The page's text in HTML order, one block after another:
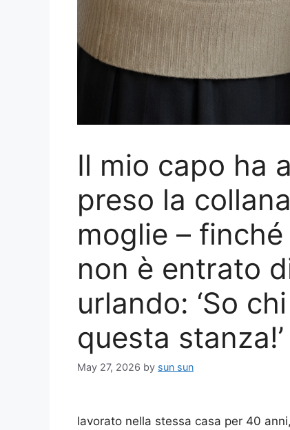
Il mio capo ha
preso la
moglie –
non è entrato
urlando: ‘So
questa stanza!’
May 27, 2026 by sun sun
lavorato nella stessa casa per 40